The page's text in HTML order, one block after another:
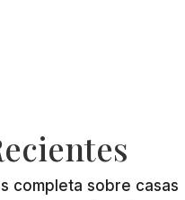
completa sobre casas